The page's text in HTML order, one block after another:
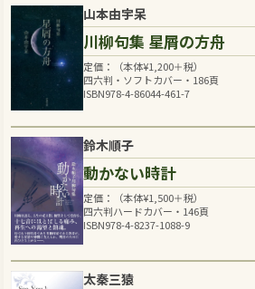
山本由宇呆
川柳句集 星屑の方舟
定価：（本体¥1,200＋税）
四六判・ソフトカバー・186頁
ISBN978-4-86044-461-7
鈴木順子
動かない時計
定価：（本体¥1,500＋税）
四六判ハードカバー・146頁
ISBN978-4-8237-1088-9
太秦三猿